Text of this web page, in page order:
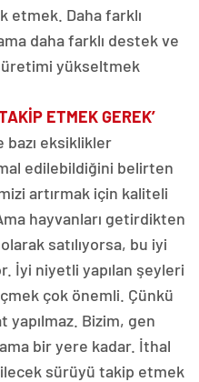
Daha farklı
daha farklı destek ve
yükseltmek
ETMEK GEREK’
eksiklikler
edilebildiğini belirten
artırmak için kaliteli
hayvanları getirdikten
satılıyorsa, bu iyi
İyi niyetli yapılan şeyleri
çok önemli. Çünkü
Bizim, gen
bir yere kadar. İthal
sürüyü takip etmek